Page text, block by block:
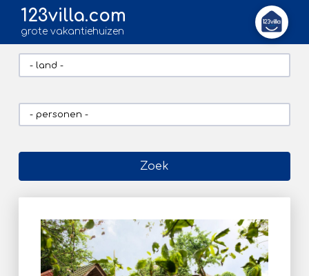
123villa.com
grote vakantiehuizen
Zoek